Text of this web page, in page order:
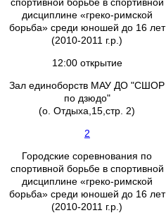
дисциплине «греко-римской
борьба» среди юношей до 16 лет
(2010-2011 г.р.)
12:00 открытие
Зал единоборств МАУ ДО "СШОР
по дзюдо"
(о. Отдыха,15,стр. 2)
2
Городские соревнования по
спортивной борьбе в спортивной
дисциплине «греко-римской
борьба» среди юношей до 16 лет
(2010-2011 г.р.)